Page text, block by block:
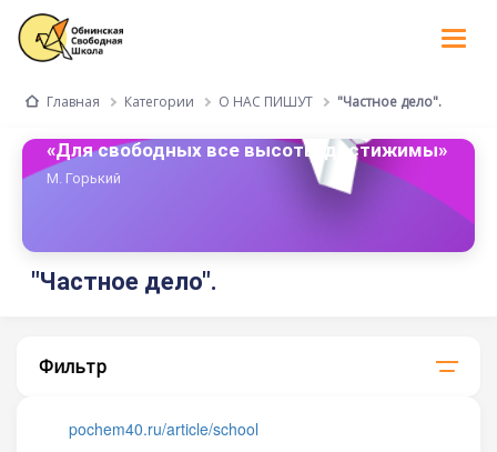
Главная Категории О НАС ПИШУТ "Частное дело".
«Для свободных все высоты достижимы»
М. Горький
"Частное дело".
Фильтр
pochem40.ru/article/school